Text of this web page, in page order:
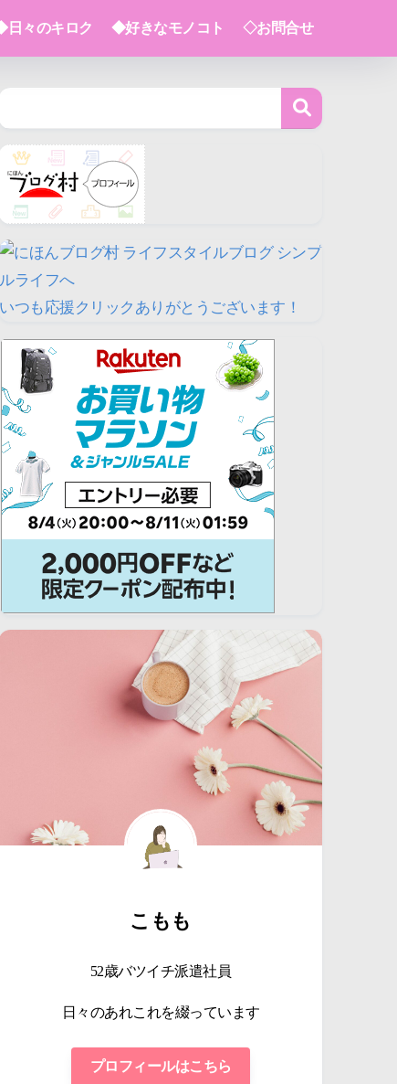
々のキロク ◆好きなモノコト ◇お問合せ
いつも応援クリックありがとうございます！
こもも
52歳バツイチ派遣社員
日々のあれこれを綴っています
プロフィールはこちら